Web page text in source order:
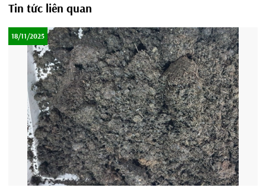
Tin tức liên quan
18/11/2025